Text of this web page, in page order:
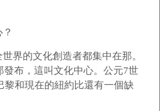
界的文化創造者都集中在那。
發布，這叫文化中心。公元7世
黎和現在的紐約比還有一個缺